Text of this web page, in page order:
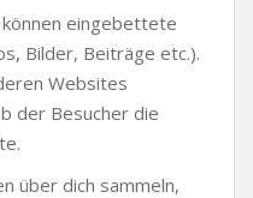
eingebettete
Bilder, Beiträge etc.).
Websites
der Besucher die
über dich sammeln,